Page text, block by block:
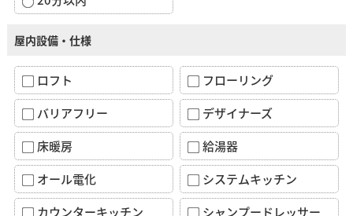
屋内設備・仕様
ロフト
フローリング
バリアフリー
デザイナーズ
床暖房
給湯器
オール電化
システムキッチン
カウンターキッチン
シャンプードレッサー